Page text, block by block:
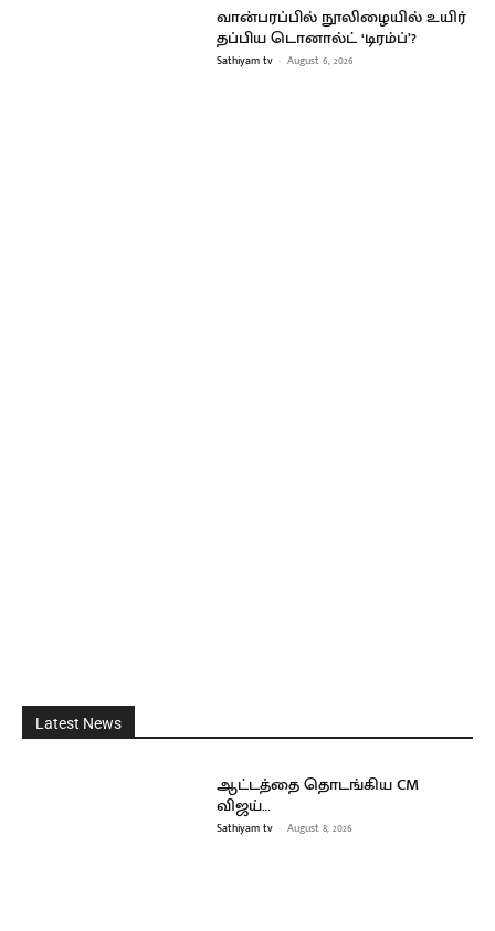
வான்பரப்பில் நூலிழையில் உயிர்
தப்பிய டொனால்ட் ‘டிரம்ப்’?
Sathiyam tv - August 6, 2026
Latest News
ஆட்டத்தை தொடங்கிய CM
விஜய்…
Sathiyam tv - August 8, 2026